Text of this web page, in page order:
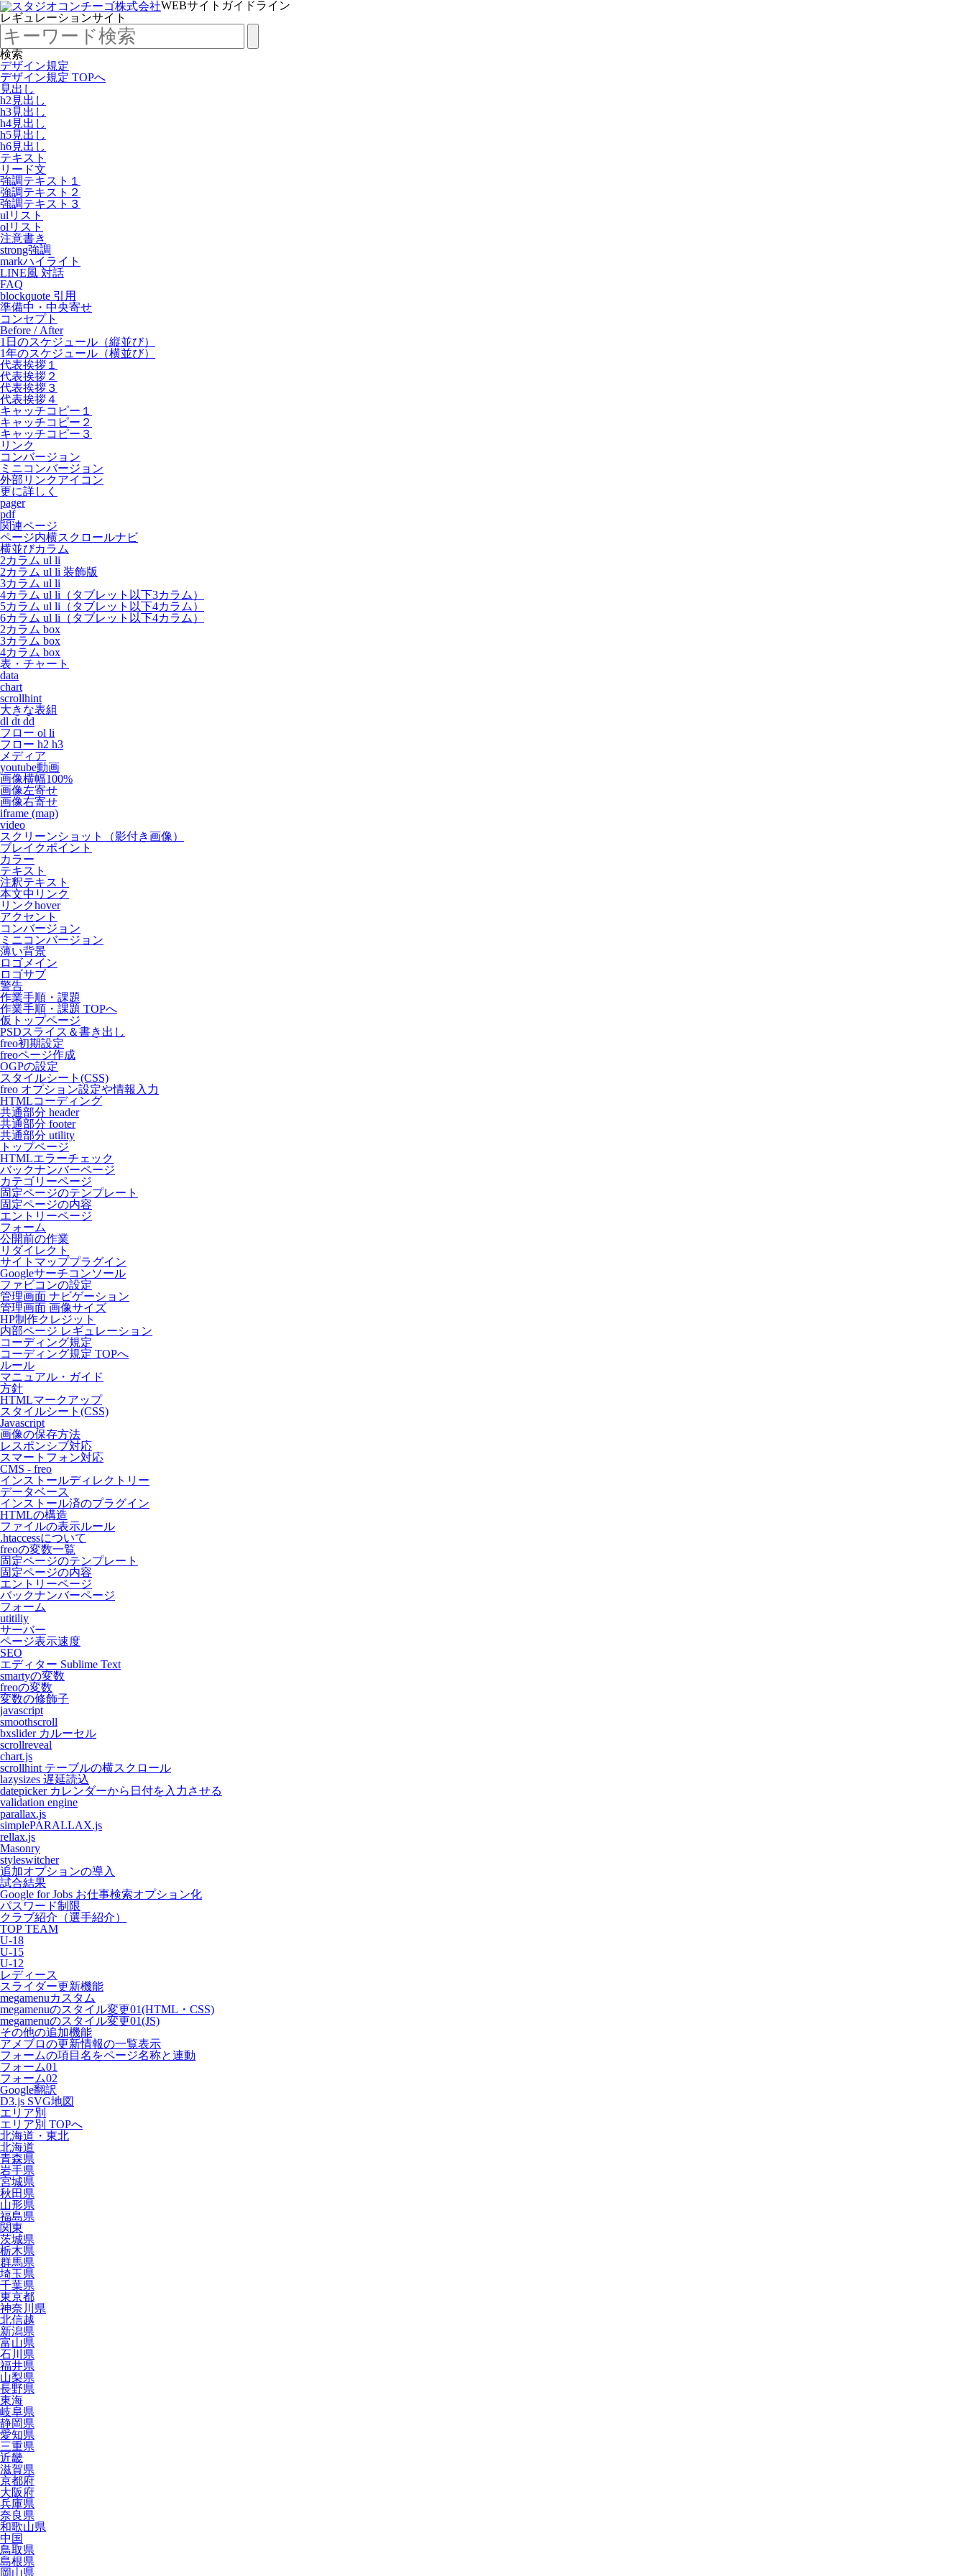
WEBサイトガイドライン
レギュレーションサイト
検索
デザイン規定
デザイン規定 TOPへ
見出し
h2見出し
h3見出し
h4見出し
h5見出し
h6見出し
テキスト
リード文
強調テキスト１
強調テキスト２
強調テキスト３
ulリスト
olリスト
注意書き
strong強調
markハイライト
LINE風 対話
FAQ
blockquote 引用
準備中・中央寄せ
コンセプト
Before / After
1日のスケジュール（縦並び）
1年のスケジュール（横並び）
代表挨拶１
代表挨拶２
代表挨拶３
代表挨拶４
キャッチコピー１
キャッチコピー２
キャッチコピー３
リンク
コンバージョン
ミニコンバージョン
外部リンクアイコン
更に詳しく
pager
pdf
関連ページ
ページ内横スクロールナビ
横並びカラム
2カラム ul li
2カラム ul li 装飾版
3カラム ul li
4カラム ul li（タブレット以下3カラム）
5カラム ul li（タブレット以下4カラム）
6カラム ul li（タブレット以下4カラム）
2カラム box
3カラム box
4カラム box
表・チャート
data
chart
scrollhint
大きな表組
dl dt dd
フロー ol li
フロー h2 h3
メディア
youtube動画
画像横幅100%
画像左寄せ
画像右寄せ
iframe (map)
video
スクリーンショット（影付き画像）
ブレイクポイント
カラー
テキスト
注釈テキスト
本文中リンク
リンクhover
アクセント
コンバージョン
ミニコンバージョン
薄い背景
ロゴメイン
ロゴサブ
警告
作業手順・課題
作業手順・課題 TOPへ
仮トップページ
PSDスライス＆書き出し
freo初期設定
freoページ作成
OGPの設定
スタイルシート(CSS)
freo オプション設定や情報入力
HTMLコーディング
共通部分 header
共通部分 footer
共通部分 utility
トップページ
HTMLエラーチェック
バックナンバーページ
カテゴリーページ
固定ページのテンプレート
固定ページの内容
エントリーページ
フォーム
公開前の作業
リダイレクト
サイトマッププラグイン
Googleサーチコンソール
ファビコンの設定
管理画面 ナビゲーション
管理画面 画像サイズ
HP制作クレジット
内部ページ レギュレーション
コーディング規定
コーディング規定 TOPへ
ルール
マニュアル・ガイド
方針
HTMLマークアップ
スタイルシート(CSS)
Javascript
画像の保存方法
レスポンシブ対応
スマートフォン対応
CMS - freo
インストールディレクトリー
データベース
インストール済のプラグイン
HTMLの構造
ファイルの表示ルール
.htaccessについて
freoの変数一覧
固定ページのテンプレート
固定ページの内容
エントリーページ
バックナンバーページ
フォーム
utitiliy
サーバー
ページ表示速度
SEO
エディター Sublime Text
smartyの変数
freoの変数
変数の修飾子
javascript
smoothscroll
bxslider カルーセル
scrollreveal
chart.js
scrollhint テーブルの横スクロール
lazysizes 遅延読込
datepicker カレンダーから日付を入力させる
validation engine
parallax.js
simplePARALLAX.js
rellax.js
Masonry
styleswitcher
追加オプションの導入
試合結果
Google for Jobs お仕事検索オプション化
パスワード制限
クラブ紹介（選手紹介）
TOP TEAM
U-18
U-15
U-12
レディース
スライダー更新機能
megamenuカスタム
megamenuのスタイル変更01(HTML・CSS)
megamenuのスタイル変更01(JS)
その他の追加機能
アメブロの更新情報の一覧表示
フォームの項目名をページ名称と連動
フォーム01
フォーム02
Google翻訳
D3.js SVG地図
エリア別
エリア別 TOPへ
北海道・東北
北海道
青森県
岩手県
宮城県
秋田県
山形県
福島県
関東
茨城県
栃木県
群馬県
埼玉県
千葉県
東京都
神奈川県
北信越
新潟県
富山県
石川県
福井県
山梨県
長野県
東海
岐阜県
静岡県
愛知県
三重県
近畿
滋賀県
京都府
大阪府
兵庫県
奈良県
和歌山県
中国
鳥取県
島根県
岡山県